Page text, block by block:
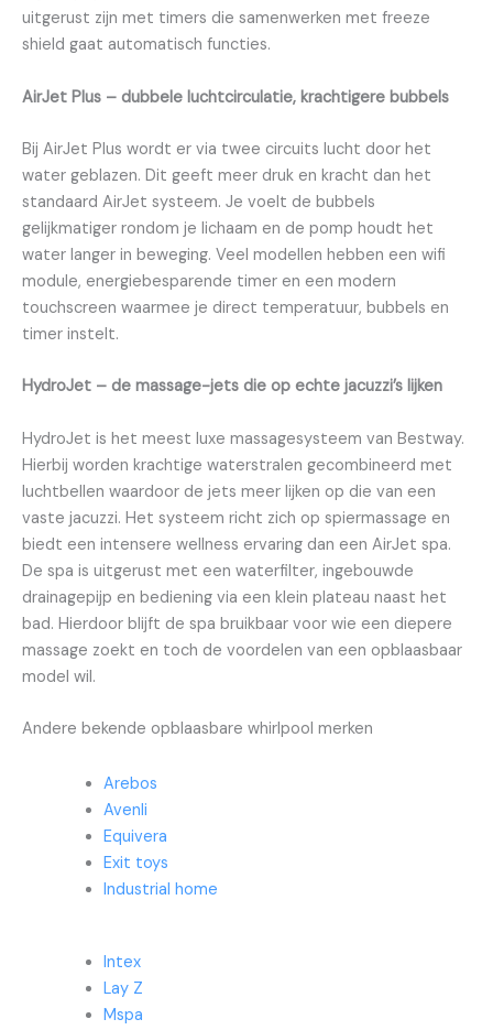
uitgerust zijn met timers die samenwerken met freeze
shield gaat automatisch functies.
AirJet Plus – dubbele luchtcirculatie, krachtigere bubbels
Bij AirJet Plus wordt er via twee circuits lucht door het
water geblazen. Dit geeft meer druk en kracht dan het
standaard AirJet systeem. Je voelt de bubbels
gelijkmatiger rondom je lichaam en de pomp houdt het
water langer in beweging. Veel modellen hebben een wifi
module, energiebesparende timer en een modern
touchscreen waarmee je direct temperatuur, bubbels en
timer instelt.
HydroJet – de massage-jets die op echte jacuzzi’s lijken
HydroJet is het meest luxe massagesysteem van Bestway.
Hierbij worden krachtige waterstralen gecombineerd met
luchtbellen waardoor de jets meer lijken op die van een
vaste jacuzzi. Het systeem richt zich op spiermassage en
biedt een intensere wellness ervaring dan een AirJet spa.
De spa is uitgerust met een waterfilter, ingebouwde
drainagepijp en bediening via een klein plateau naast het
bad. Hierdoor blijft de spa bruikbaar voor wie een diepere
massage zoekt en toch de voordelen van een opblaasbaar
model wil.
Andere bekende opblaasbare whirlpool merken
Arebos
Avenli
Equivera
Exit toys
Industrial home
Intex
Lay Z
Mspa